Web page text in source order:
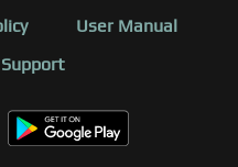
User Manual